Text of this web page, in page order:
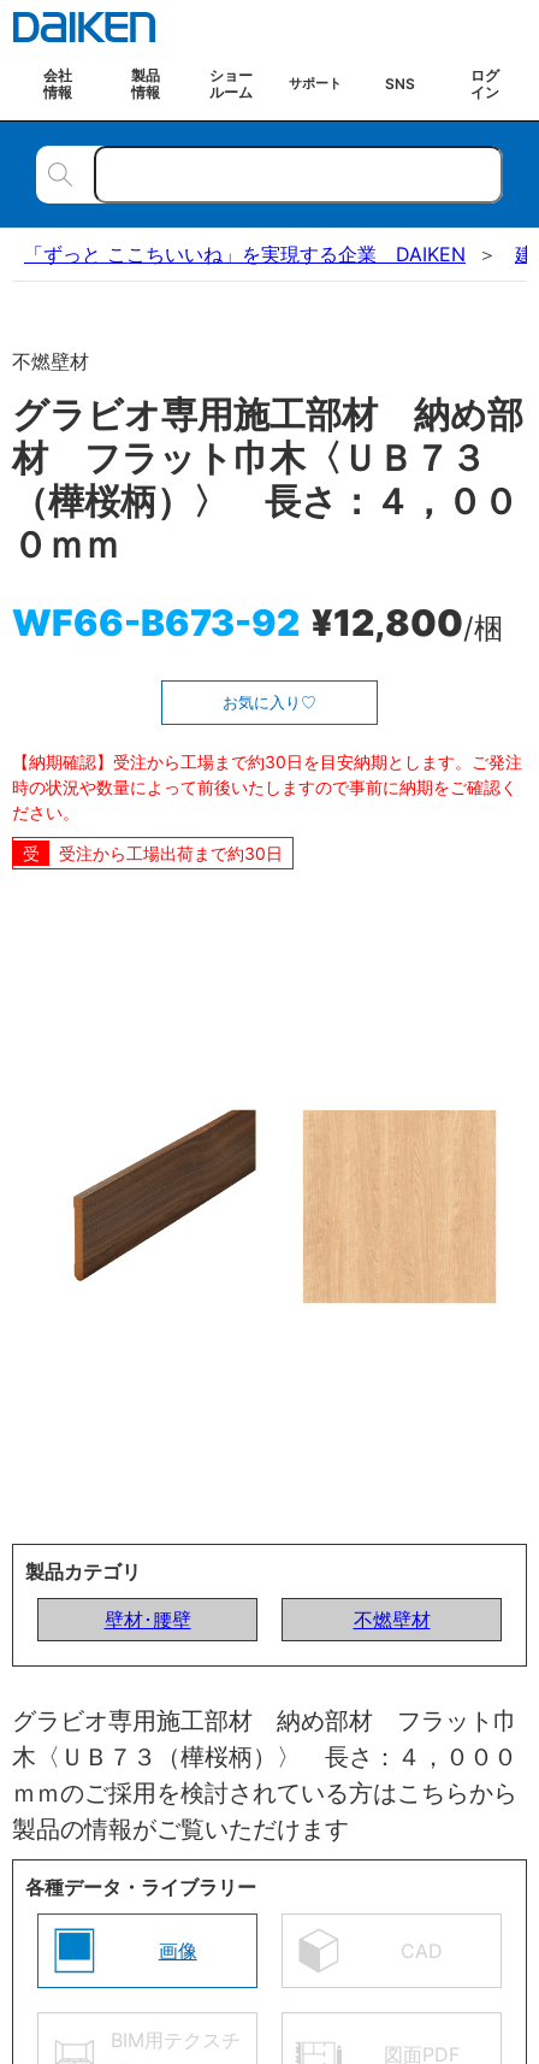
会社
情報
製品
情報
ショー
ルーム
サポート SNS
ログ
イン
「ずっと ここちいいね」を実現する企業 DAIKEN 建
不燃壁材
グラビオ専用施工部材 納め部
材 フラット巾木〈ＵＢ７３
（樺桜柄）〉 長さ：４，００
０ｍｍ
WF66-B673-92 ¥12,800/梱
お気に入り
【納期確認】受注から工場まで約30日を目安納期とします。ご発注
時の状況や数量によって前後いたしますので事前に納期をご確認く
ださい。
受注から工場出荷まで約30日
製品カテゴリ
壁材･腰壁
不燃壁材
グラビオ専用施工部材 納め部材 フラット巾
木〈ＵＢ７３（樺桜柄）〉 長さ：４，０００
ｍｍのご採用を検討されている方はこちらから
製品の情報がご覧いただけます
各種データ・ライブラリー
画像 CAD
BIM用テクスチ
図面PDF